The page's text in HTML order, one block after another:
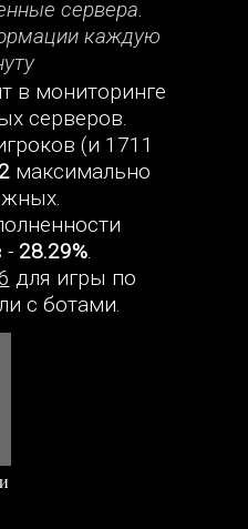
сервера.
каждую
в мониторинге
серверов.
(и 1711
максимально
- 28.29%.
для игры по
с ботами.